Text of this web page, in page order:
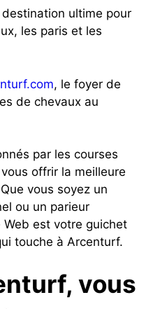
destination ultime pour
les paris et les
, le foyer de
de chevaux au
par les courses
offrir la meilleure
vous soyez un
ou un parieur
est votre guichet
touche à Arcenturf.
, vous